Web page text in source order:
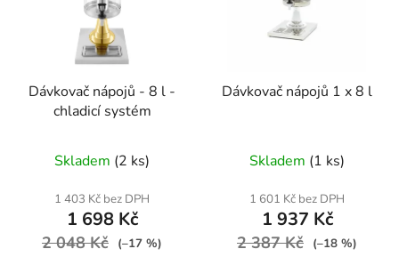
Dávkovač nápojů - 8 l -
chladicí systém
Skladem (2 ks)
1 403 Kč bez DPH
1 698 Kč
2 048 Kč (–17 %)
Dávkovač nápojů 1 x 8 l
Skladem (1 ks)
1 601 Kč bez DPH
1 937 Kč
2 387 Kč (–18 %)